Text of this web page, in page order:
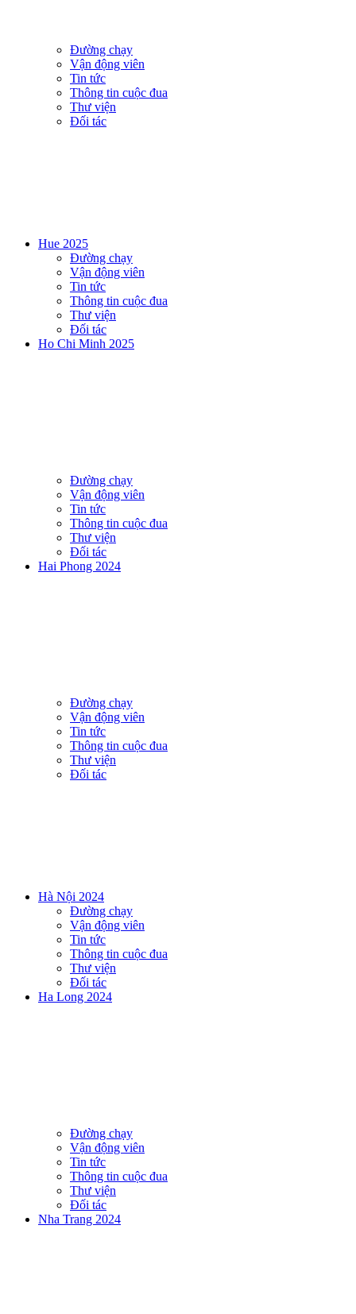
Đường chạy
Vận động viên
Tin tức
Thông tin cuộc đua
Thư viện
Đối tác
Hue 2025
Đường chạy
Vận động viên
Tin tức
Thông tin cuộc đua
Thư viện
Đối tác
Ho Chi Minh 2025
Đường chạy
Vận động viên
Tin tức
Thông tin cuộc đua
Thư viện
Đối tác
Hai Phong 2024
Đường chạy
Vận động viên
Tin tức
Thông tin cuộc đua
Thư viện
Đối tác
Hà Nội 2024
Đường chạy
Vận động viên
Tin tức
Thông tin cuộc đua
Thư viện
Đối tác
Ha Long 2024
Đường chạy
Vận động viên
Tin tức
Thông tin cuộc đua
Thư viện
Đối tác
Nha Trang 2024